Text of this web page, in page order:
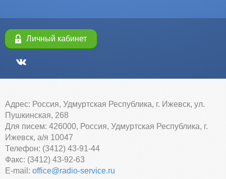
Личный кабинет
Адрес: Россия, Удмуртская Республика, г. Ижевск, ул.
Пушкинская, 268
Для писем: 426000, Россия, Удмуртская Республика, г.
Ижевск, а/я 10047
Телефон: (3412) 43-91-44
Факс: (3412) 43-92-63
E-mail: office@radio-service.ru